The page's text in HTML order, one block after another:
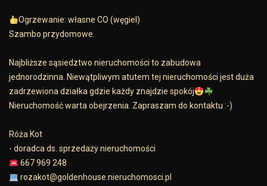
Ogrzewanie: własne CO (węgiel)
Szambo przydomowe.
Najbliższe sąsiedztwo nieruchomości to zabudowa
jednorodzinna. Niewątpliwym atutem tej nieruchomości jest duża
zadrzewiona działka gdzie każdy znajdzie spokój
Nieruchomość warta obejrzenia. Zapraszam do kontaktu :-)
Róża Kot
- doradca ds. sprzedaży nieruchomości
667 969 248
rozakot@goldenhouse.nieruchomosci.pl